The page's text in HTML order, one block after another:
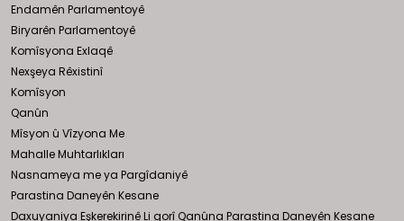
Endamên Parlamentoyê
Biryarên Parlamentoyê
Komîsyona Exlaqê
Nexşeya Rêxistinî
Komîsyon
Qanûn
Mîsyon û Vîzyona Me
Mahalle Muhtarlıkları
Nasnameya me ya Pargîdaniyê
Parastina Daneyên Kesane
Daxuyaniya Eşkerekirinê Li gorî Qanûna Parastina Daneyên Kesane